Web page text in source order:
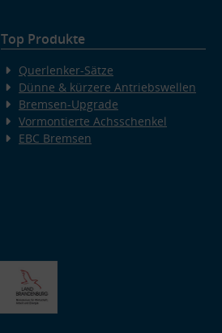
Top Produkte
Querlenker-Sätze
Dünne & kürzere Antriebswellen
Bremsen-Upgrade
Vormontierte Achsschenkel
EBC Bremsen